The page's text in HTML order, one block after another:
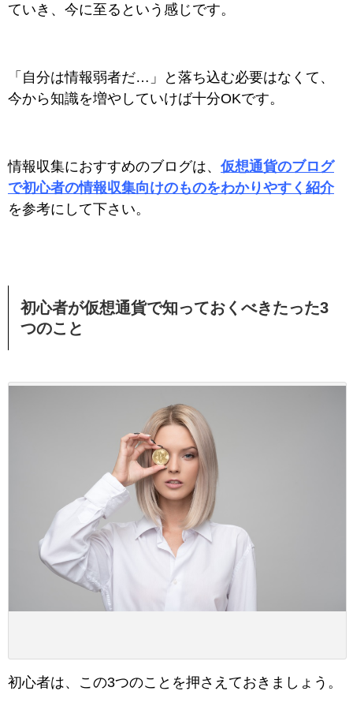
ていき、今に至るという感じです。
「自分は情報弱者だ…」と落ち込む必要はなくて、
今から知識を増やしていけば十分OKです。
情報収集におすすめのブログは、 仮想通貨のブログ
で初心者の情報収集向けのものをわかりやすく紹介
を参考にして下さい。
初心者が仮想通貨で知っておくべきたった3
つのこと
初心者は、この3つのことを押さえておきましょう。